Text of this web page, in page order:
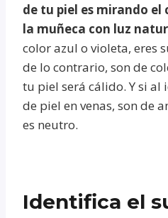
de tu piel es mirando el
la muñeca con luz
color azul o violeta, eres
de lo contrario, son de
tu piel será cálido. Y si
de piel en venas, son de
es neutro.
Identifica el